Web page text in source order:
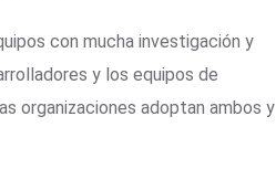
con mucha investigación y
y los equipos de
organizaciones adoptan ambos y